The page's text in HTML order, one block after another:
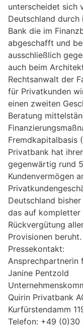
unterscheidet sich
Deutschland
Bank die im
abgeschafft und
ausschließlich
auch beim
Rechtsanwalt der
für Privatkunden
einen zweiten
Beratung
Fremdkapitalbasis
Privatbank hat
gegenwärtig rund
Kundenvermögen
Deutschland
das auf kompletter
Rückvergütung
Provisionen beruht.
Pressekontakt:
Ansprechpartnerin
Janine Pentzold
Quirin Privatbank
Kurfürstendamm
Telefon: +49 (0)30